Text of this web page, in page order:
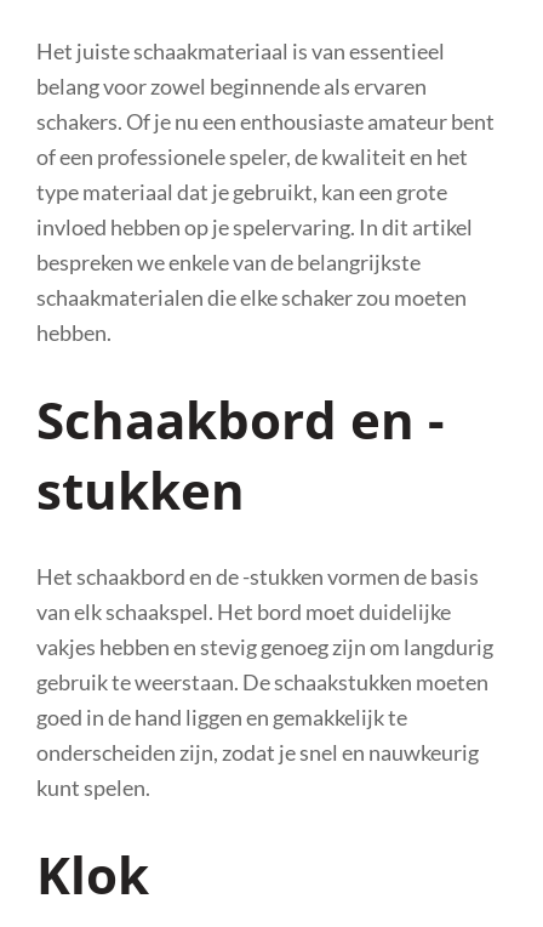
Het juiste schaakmateriaal is van essentieel
belang voor zowel beginnende als ervaren
schakers. Of je nu een enthousiaste amateur bent
of een professionele speler, de kwaliteit en het
type materiaal dat je gebruikt, kan een grote
invloed hebben op je spelervaring. In dit artikel
bespreken we enkele van de belangrijkste
schaakmaterialen die elke schaker zou moeten
hebben.
Schaakbord en -
stukken
Het schaakbord en de -stukken vormen de basis
van elk schaakspel. Het bord moet duidelijke
vakjes hebben en stevig genoeg zijn om langdurig
gebruik te weerstaan. De schaakstukken moeten
goed in de hand liggen en gemakkelijk te
onderscheiden zijn, zodat je snel en nauwkeurig
kunt spelen.
Klok